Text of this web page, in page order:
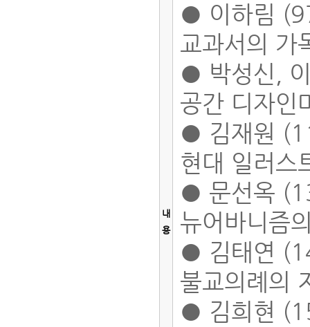
내
용
● 이하림
교과서의 가
● 박성신,
공간 디자인
● 김재원
현대 일러스
● 문선옥
뉴어바니즘
● 김태연
불교의례의
● 김희현